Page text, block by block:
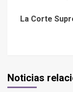
La Corte
Noticias